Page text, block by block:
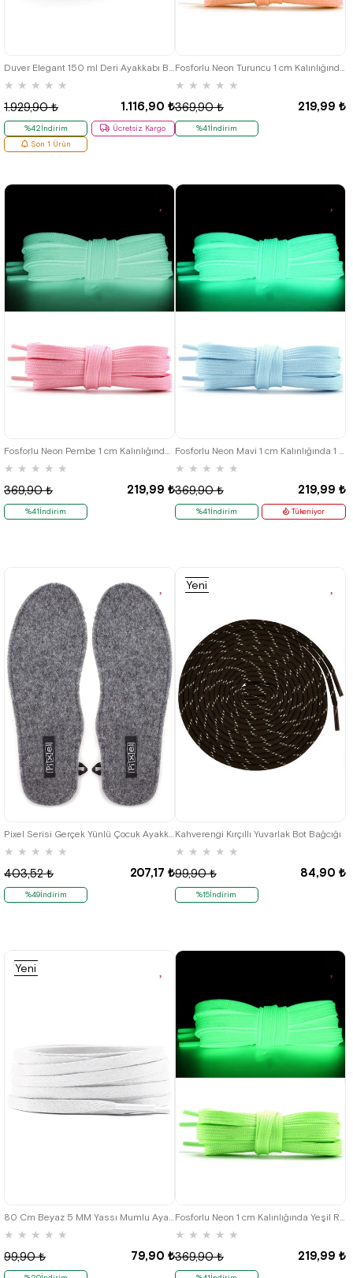
★ ★ ★ ★ ★
1.116,90 ₺
1.929,90 ₺
%42İndirim Ücretsiz Kargo
Son 1 Ürün
★ ★ ★ ★ ★
219,99 ₺
369,90 ₺
%41İndirim
★ ★ ★ ★ ★
219,99 ₺
369,90 ₺
%41İndirim
★ ★ ★ ★ ★
219,99 ₺
369,90 ₺
%41İndirim Tükeniyor
Pixel Serisi Gerçek Yünlü Çocuk Ayakkabı Tabanlığı
★ ★ ★ ★ ★
207,17 ₺
403,52 ₺
%49İndirim
Kahverengi Kırçıllı Yuvarlak Bot Bağcığı
★ ★ ★ ★ ★
84,90 ₺
99,90 ₺
%15İndirim
Yeni
80 Cm Beyaz 5 MM Yassı Mumlu Ayakkabı Bağcığı
★ ★ ★ ★ ★
79,90 ₺
99,90 ₺
Yeni
Fosforlu Neon 1 cm Kalınlığında Yeşil Renk 1 Çift Yassı Spor Ayakkabı Bağcığı
★ ★ ★ ★ ★
219,99 ₺
369,90 ₺